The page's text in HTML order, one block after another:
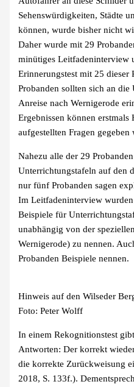
Sehenswürdigkeiten, Städte
können, wurde bisher nicht
Daher wurde mit 29
minütiges Leitfadeninterview
Erinnerungstest mit 25 dieser
Probanden sollten sich an
Anreise nach Wernigerode
Ergebnissen können
aufgestellten Fragen gegeben
Nahezu alle der 29
Unterrichtungstafeln auf den
nur fünf Probanden sagen
Im Leitfadeninterview
Beispiele für
unabhängig von der
Wernigerode) zu nennen.
Probanden Beispiele nennen.
Hinweis auf den Wilseder
Foto: Peter Wolff
In einem Rekognitionstest
Antworten: Der korrekt
die korrekte Zurückweisung
2018, S. 133f.).